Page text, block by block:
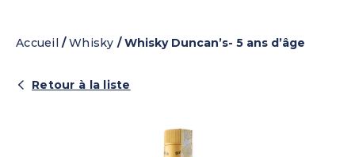
Accueil /Whisky / Whisky Duncan’s- 5 ans d’âge
Retour à la liste